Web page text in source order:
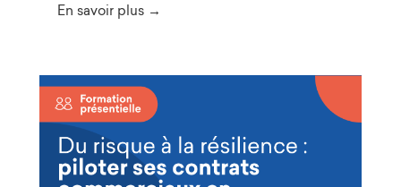
En savoir plus →